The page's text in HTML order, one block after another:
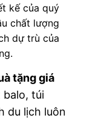
kế của quý
chất lượng
dự trù của
tặng giá
balo, túi
du lịch luôn